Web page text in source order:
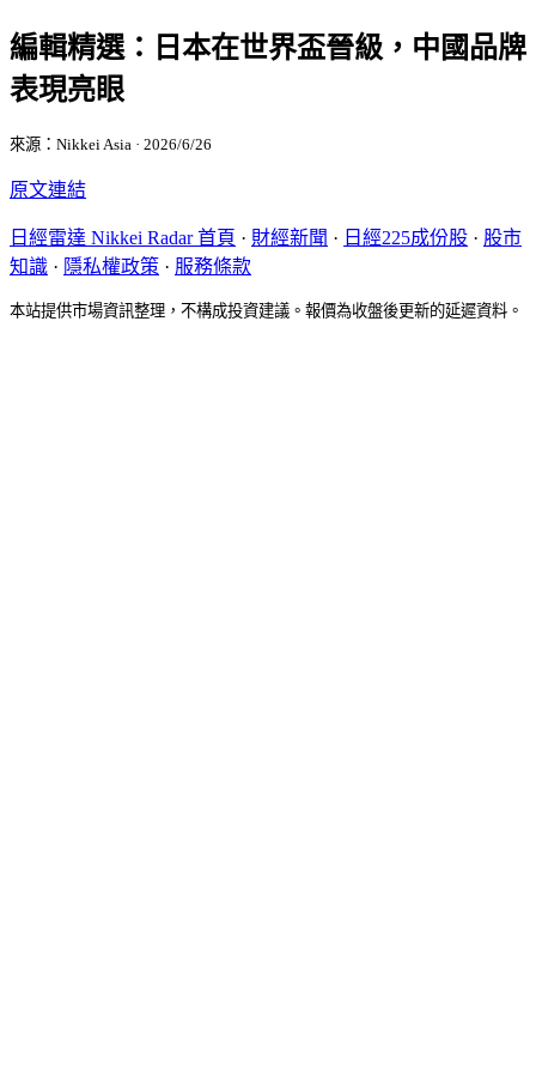
編輯精選：日本在世界盃晉級，中國品牌
表現亮眼
來源：Nikkei Asia · 2026/6/26
原文連結
日經雷達 Nikkei Radar 首頁 · 財經新聞 · 日經225成份股 · 股市
知識 · 隱私權政策 · 服務條款
本站提供市場資訊整理，不構成投資建議。報價為收盤後更新的延遲資料。